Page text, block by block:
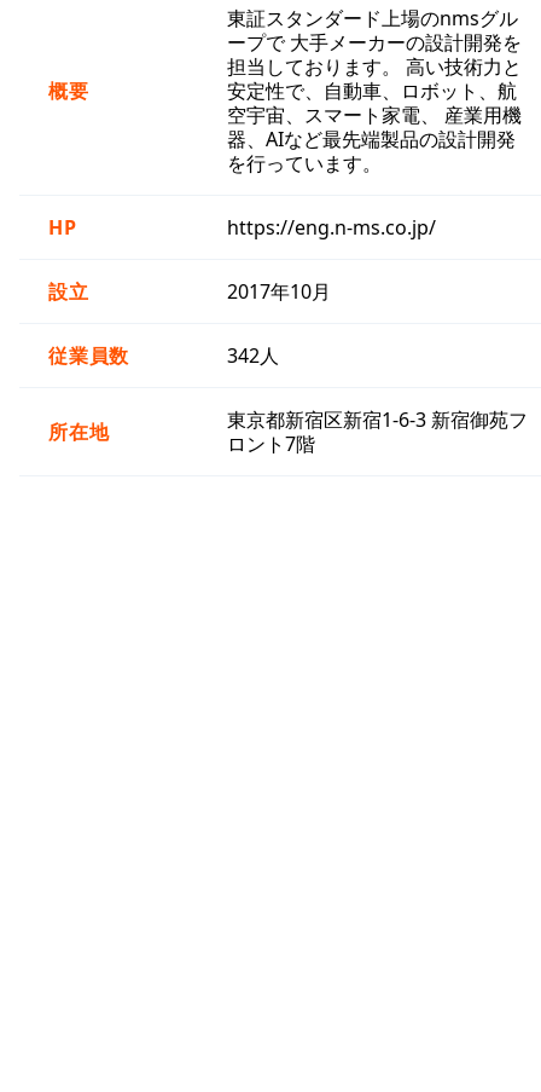
概要
東証スタンダード上場のnmsグル
ープで 大手メーカーの設計開発を
担当しております。 高い技術力と
安定性で、自動車、ロボット、航
空宇宙、スマート家電、 産業用機
器、AIなど最先端製品の設計開発
を行っています。
HP https://eng.n-ms.co.jp/
設立 2017年10月
従業員数 342人
所在地
東京都新宿区新宿1-6-3 新宿御苑フ
ロント7階